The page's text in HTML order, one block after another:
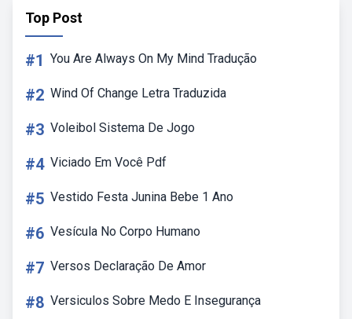
Top Post
#1 You Are Always On My Mind Tradução
#2 Wind Of Change Letra Traduzida
#3 Voleibol Sistema De Jogo
#4 Viciado Em Você Pdf
#5 Vestido Festa Junina Bebe 1 Ano
#6 Vesícula No Corpo Humano
#7 Versos Declaração De Amor
#8 Versiculos Sobre Medo E Insegurança